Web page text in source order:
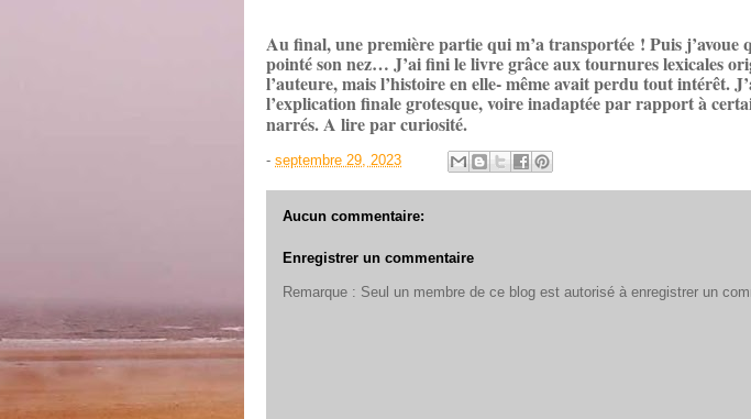
Au final, une première partie qui m’a transportée ! Puis j’avoue
pointé son nez… J’ai fini le livre grâce aux tournures lexicales
l’auteure, mais l’histoire en elle- même avait perdu tout intérêt.
l’explication finale grotesque, voire inadaptée par rapport à
narrés. A lire par curiosité.
- septembre 29, 2023
Aucun commentaire:
Enregistrer un commentaire
Remarque : Seul un membre de ce blog est autorisé à enregistrer un